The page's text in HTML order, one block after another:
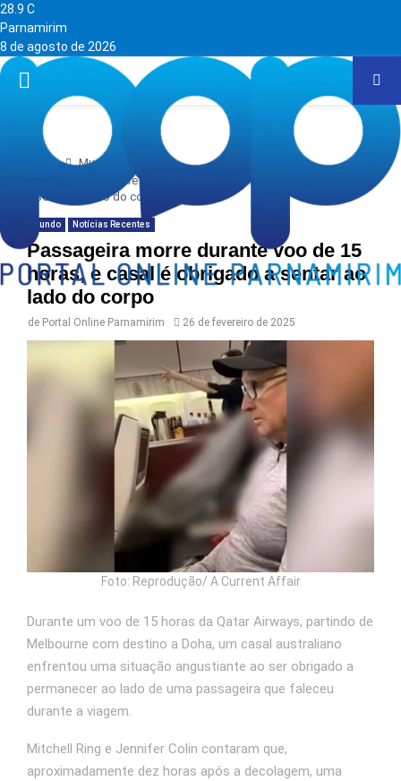
28.9 C
Parnamirim
8 de agosto de 2026
PRIMARY
MENU
Home
Mundo
Passageira morre durante voo de 15 horas, e casal é obrigado
a sentar ao lado do corpo
Mundo Notícias Recentes
Passageira morre durante voo de 15
horas, e casal é obrigado a sentar ao
lado do corpo
de Portal Online Parnamirim 26 de fevereiro de 2025
Foto: Reprodução/ A Current Affair
Durante um voo de 15 horas da Qatar Airways, partindo de
Melbourne com destino a Doha, um casal australiano
enfrentou uma situação angustiante ao ser obrigado a
permanecer ao lado de uma passageira que faleceu
durante a viagem.
Mitchell Ring e Jennifer Colin contaram que,
aproximadamente dez horas após a decolagem, uma